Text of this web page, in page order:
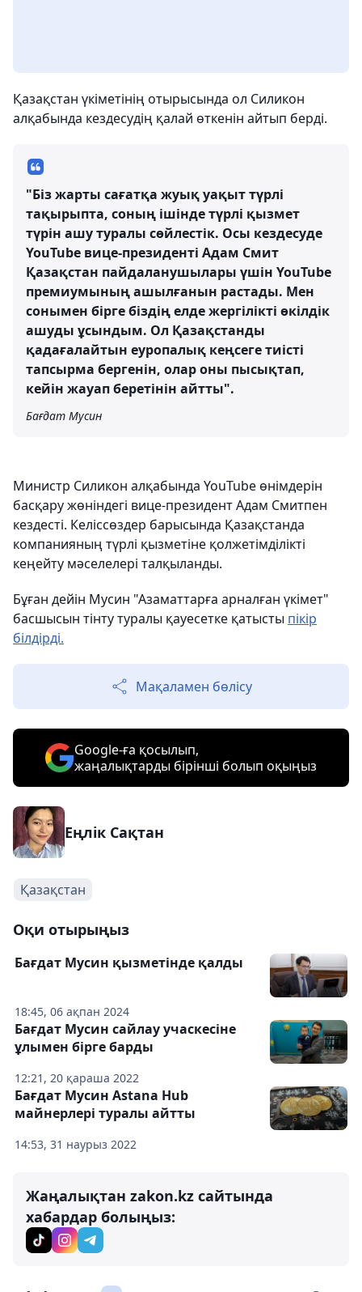
Қазақстан үкіметінің отырысында ол Силикон
алқабында кездесудің қалай өткенін айтып берді.
"Біз жарты сағатқа жуық уақыт түрлі
тақырыпта, соның ішінде түрлі қызмет
түрін ашу туралы сөйлестік. Осы кездесуде
YouTube вице-президенті Адам Смит
Қазақстан пайдаланушылары үшін YouTube
премиумының ашылғанын растады. Мен
сонымен бірге біздің елде жергілікті өкілдік
ашуды ұсындым. Ол Қазақстанды
қадағалайтын еуропалық кеңсеге тиісті
тапсырма бергенін, олар оны пысықтап,
кейін жауап беретінін айтты".
Бағдат Мусин
Министр Силикон алқабында YouTube өнімдерін
басқару жөніндегі вице-президент Адам Смитпен
кездесті. Келіссөздер барысында Қазақстанда
компанияның түрлі қызметіне қолжетімділікті
кеңейту мәселелері талқыланды.
Бұған дейін Мусин "Азаматтарға арналған үкімет"
басшысын тінту туралы қауесетке қатысты пікір
білдірді.
Мақаламен бөлісу
Google-ға қосылып,
жаңалықтарды бірінші болып оқыңыз
Еңлік Сақтан
Қазақстан
Оқи отырыңыз
18:45, 06 ақпан 2024
Бағдат Мусин қызметінде қалды
12:21, 20 қараша 2022
Бағдат Мусин сайлау учаскесіне
ұлымен бірге барды
14:53, 31 наурыз 2022
Бағдат Мусин Astana Hub
майнерлері туралы айтты
Жаңалықтан zakon.kz сайтында
хабардар болыңыз: